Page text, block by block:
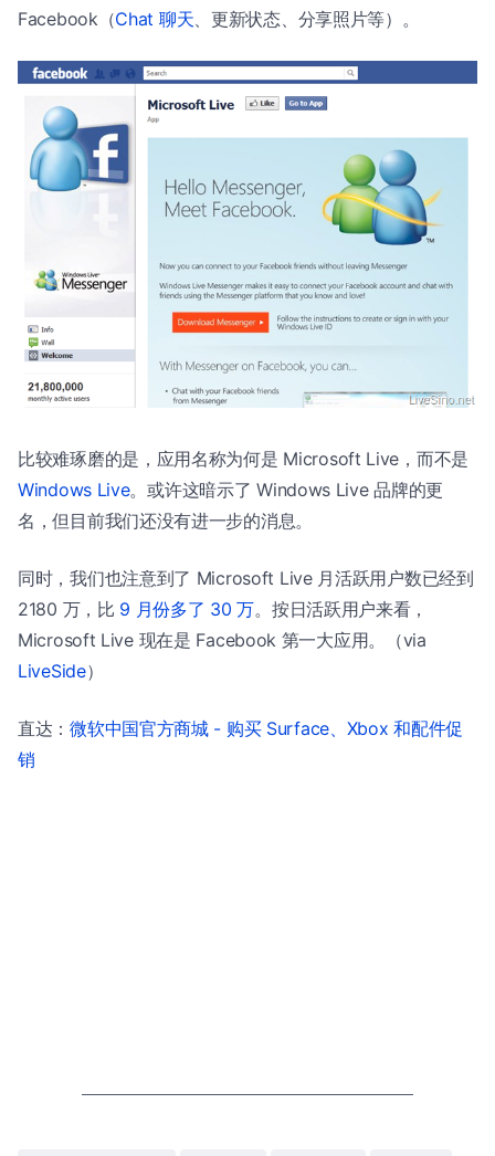
Facebook（Chat 聊天、更新状态、分享照片等）。
比较难琢磨的是，应用名称为何是 Microsoft Live，而不是
Windows Live。或许这暗示了 Windows Live 品牌的更
名，但目前我们还没有进一步的消息。
同时，我们也注意到了 Microsoft Live 月活跃用户数已经到
2180 万，比 9 月份多了 30 万。按日活跃用户来看，
Microsoft Live 现在是 Facebook 第一大应用。（via
LiveSide）
直达：微软中国官方商城 - 购买 Surface、Xbox 和配件促
销